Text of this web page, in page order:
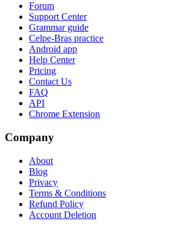
Forum
Support Center
Grammar guide
Celpe-Bras practice
Android app
Help Center
Pricing
Contact Us
FAQ
API
Chrome Extension
Company
About
Blog
Privacy
Terms & Conditions
Refund Policy
Account Deletion